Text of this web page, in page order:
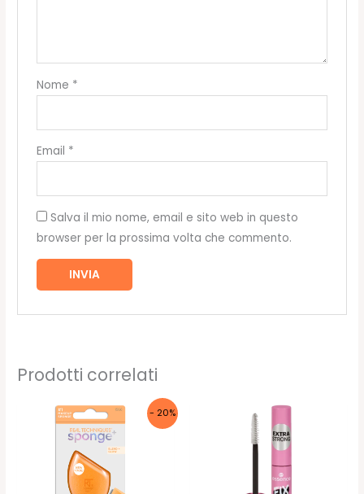
Nome *
Email *
Salva il mio nome, email e sito web in questo
browser per la prossima volta che commento.
Prodotti correlati
- 20%